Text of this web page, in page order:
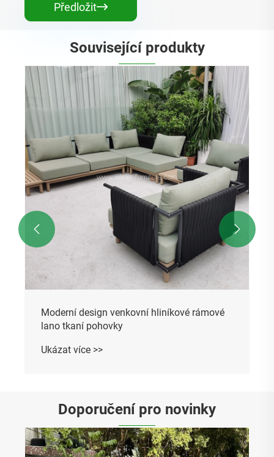
Předložit
Související produkty
Moderní design venkovní hliníkové rámové
lano tkaní pohovky
Ukázat více >>
 
Doporučení pro novinky